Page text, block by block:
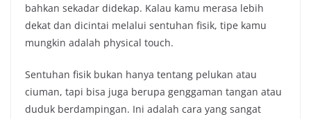
bahkan sekadar didekap. Kalau kamu merasa lebih
dekat dan dicintai melalui sentuhan fisik, tipe kamu
mungkin adalah physical touch.
Sentuhan fisik bukan hanya tentang pelukan atau
ciuman, tapi bisa juga berupa genggaman tangan atau
duduk berdampingan. Ini adalah cara yang sangat